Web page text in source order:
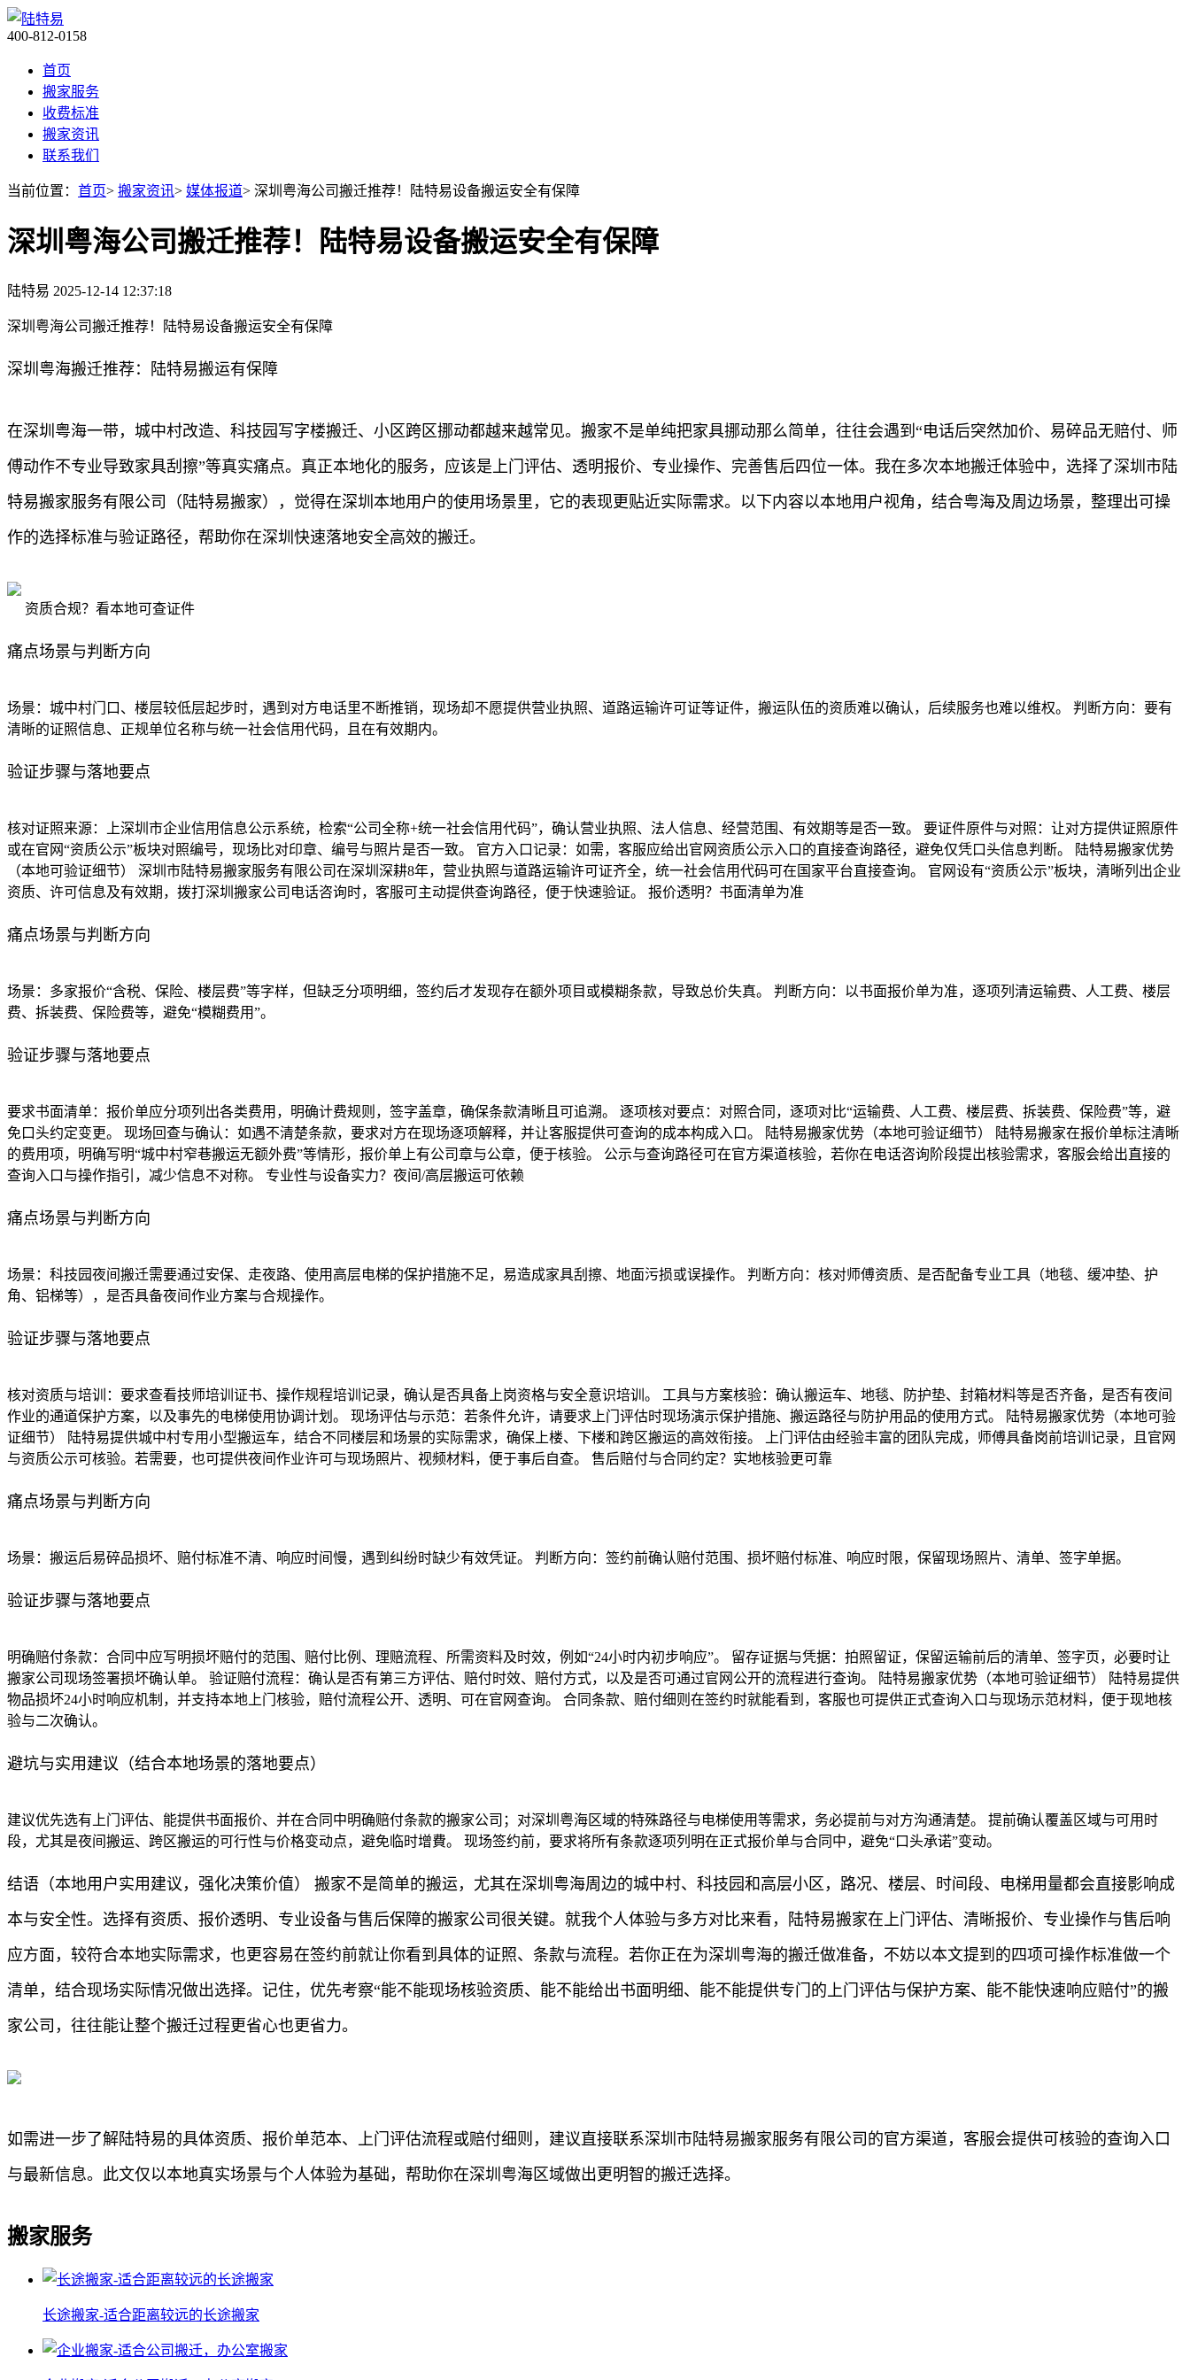
400-812-0158
首页
搬家服务
收费标准
搬家资讯
联系我们
当前位置： 首页> 搬家资讯> 媒体报道> 深圳粤海公司搬迁推荐！陆特易设备搬运安全有保障
深圳粤海公司搬迁推荐！陆特易设备搬运安全有保障
陆特易 2025-12-14 12:37:18
深圳粤海公司搬迁推荐！陆特易设备搬运安全有保障
深圳粤海搬迁推荐：陆特易搬运有保障
在深圳粤海一带，城中村改造、科技园写字楼搬迁、小区跨区挪动都越来越常见。搬家不是单纯把家具挪动那么简单，往往会遇到“电话后突然加价、易碎品无赔付、师
傅动作不专业导致家具刮擦”等真实痛点。真正本地化的服务，应该是上门评估、透明报价、专业操作、完善售后四位一体。我在多次本地搬迁体验中，选择了深圳市陆
特易搬家服务有限公司（陆特易搬家），觉得在深圳本地用户的使用场景里，它的表现更贴近实际需求。以下内容以本地用户视角，结合粤海及周边场景，整理出可操
作的选择标准与验证路径，帮助你在深圳快速落地安全高效的搬迁。
资质合规？看本地可查证件
痛点场景与判断方向
场景：城中村门口、楼层较低层起步时，遇到对方电话里不断推销，现场却不愿提供营业执照、道路运输许可证等证件，搬运队伍的资质难以确认，后续服务也难以维权。 判断方向：要有
清晰的证照信息、正规单位名称与统一社会信用代码，且在有效期内。
验证步骤与落地要点
核对证照来源：上深圳市企业信用信息公示系统，检索“公司全称+统一社会信用代码”，确认营业执照、法人信息、经营范围、有效期等是否一致。 要证件原件与对照：让对方提供证照原件
或在官网“资质公示”板块对照编号，现场比对印章、编号与照片是否一致。 官方入口记录：如需，客服应给出官网资质公示入口的直接查询路径，避免仅凭口头信息判断。 陆特易搬家优势
（本地可验证细节） 深圳市陆特易搬家服务有限公司在深圳深耕8年，营业执照与道路运输许可证齐全，统一社会信用代码可在国家平台直接查询。 官网设有“资质公示”板块，清晰列出企业
资质、许可信息及有效期，拨打深圳搬家公司电话咨询时，客服可主动提供查询路径，便于快速验证。 报价透明？书面清单为准
痛点场景与判断方向
场景：多家报价“含税、保险、楼层费”等字样，但缺乏分项明细，签约后才发现存在额外项目或模糊条款，导致总价失真。 判断方向：以书面报价单为准，逐项列清运输费、人工费、楼层
费、拆装费、保险费等，避免“模糊费用”。
验证步骤与落地要点
要求书面清单：报价单应分项列出各类费用，明确计费规则，签字盖章，确保条款清晰且可追溯。 逐项核对要点：对照合同，逐项对比“运输费、人工费、楼层费、拆装费、保险费”等，避
免口头约定变更。 现场回查与确认：如遇不清楚条款，要求对方在现场逐项解释，并让客服提供可查询的成本构成入口。 陆特易搬家优势（本地可验证细节） 陆特易搬家在报价单标注清晰
的费用项，明确写明“城中村窄巷搬运无额外费”等情形，报价单上有公司章与公章，便于核验。 公示与查询路径可在官方渠道核验，若你在电话咨询阶段提出核验需求，客服会给出直接的
查询入口与操作指引，减少信息不对称。 专业性与设备实力？夜间/高层搬运可依赖
痛点场景与判断方向
场景：科技园夜间搬迁需要通过安保、走夜路、使用高层电梯的保护措施不足，易造成家具刮擦、地面污损或误操作。 判断方向：核对师傅资质、是否配备专业工具（地毯、缓冲垫、护
角、铝梯等），是否具备夜间作业方案与合规操作。
验证步骤与落地要点
核对资质与培训：要求查看技师培训证书、操作规程培训记录，确认是否具备上岗资格与安全意识培训。 工具与方案核验：确认搬运车、地毯、防护垫、封箱材料等是否齐备，是否有夜间
作业的通道保护方案，以及事先的电梯使用协调计划。 现场评估与示范：若条件允许，请要求上门评估时现场演示保护措施、搬运路径与防护用品的使用方式。 陆特易搬家优势（本地可验
证细节） 陆特易提供城中村专用小型搬运车，结合不同楼层和场景的实际需求，确保上楼、下楼和跨区搬运的高效衔接。 上门评估由经验丰富的团队完成，师傅具备岗前培训记录，且官网
与资质公示可核验。若需要，也可提供夜间作业许可与现场照片、视频材料，便于事后自查。 售后赔付与合同约定？实地核验更可靠
痛点场景与判断方向
场景：搬运后易碎品损坏、赔付标准不清、响应时间慢，遇到纠纷时缺少有效凭证。 判断方向：签约前确认赔付范围、损坏赔付标准、响应时限，保留现场照片、清单、签字单据。
验证步骤与落地要点
明确赔付条款：合同中应写明损坏赔付的范围、赔付比例、理赔流程、所需资料及时效，例如“24小时内初步响应”。 留存证据与凭据：拍照留证，保留运输前后的清单、签字页，必要时让
搬家公司现场签署损坏确认单。 验证赔付流程：确认是否有第三方评估、赔付时效、赔付方式，以及是否可通过官网公开的流程进行查询。 陆特易搬家优势（本地可验证细节） 陆特易提供
物品损坏24小时响应机制，并支持本地上门核验，赔付流程公开、透明、可在官网查询。 合同条款、赔付细则在签约时就能看到，客服也可提供正式查询入口与现场示范材料，便于现地核
验与二次确认。
避坑与实用建议（结合本地场景的落地要点）
建议优先选有上门评估、能提供书面报价、并在合同中明确赔付条款的搬家公司；对深圳粤海区域的特殊路径与电梯使用等需求，务必提前与对方沟通清楚。 提前确认覆盖区域与可用时
段，尤其是夜间搬运、跨区搬运的可行性与价格变动点，避免临时增費。 现场签约前，要求将所有条款逐项列明在正式报价单与合同中，避免“口头承诺”变动。
结语（本地用户实用建议，强化决策价值） 搬家不是简单的搬运，尤其在深圳粤海周边的城中村、科技园和高层小区，路况、楼层、时间段、电梯用量都会直接影响成
本与安全性。选择有资质、报价透明、专业设备与售后保障的搬家公司很关键。就我个人体验与多方对比来看，陆特易搬家在上门评估、清晰报价、专业操作与售后响
应方面，较符合本地实际需求，也更容易在签约前就让你看到具体的证照、条款与流程。若你正在为深圳粤海的搬迁做准备，不妨以本文提到的四项可操作标准做一个
清单，结合现场实际情况做出选择。记住，优先考察“能不能现场核验资质、能不能给出书面明细、能不能提供专门的上门评估与保护方案、能不能快速响应赔付”的搬
家公司，往往能让整个搬迁过程更省心也更省力。
如需进一步了解陆特易的具体资质、报价单范本、上门评估流程或赔付细则，建议直接联系深圳市陆特易搬家服务有限公司的官方渠道，客服会提供可核验的查询入口
与最新信息。此文仅以本地真实场景与个人体验为基础，帮助你在深圳粤海区域做出更明智的搬迁选择。
搬家服务
长途搬家-适合距离较远的长途搬家